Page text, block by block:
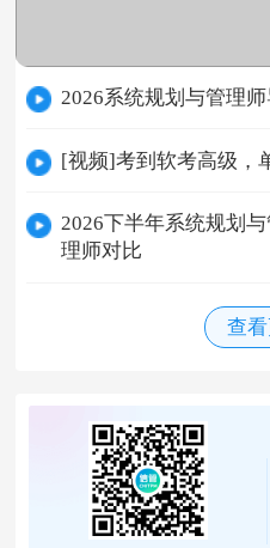
2026系统规划与管理
[视频]考到软考高级，
2026下半年系统规划
理师对比
查